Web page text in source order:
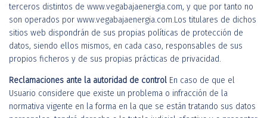
terceros distintos de www.vegabajaenergia.com, y que por tanto no
son operados por www.vegabajaenergia.com.Los titulares de dichos
sitios web dispondrán de sus propias políticas de protección de
datos, siendo ellos mismos, en cada caso, responsables de sus
propios ficheros y de sus propias prácticas de privacidad.
Reclamaciones ante la autoridad de control En caso de que el
Usuario considere que existe un problema o infracción de la
normativa vigente en la forma en la que se están tratando sus datos